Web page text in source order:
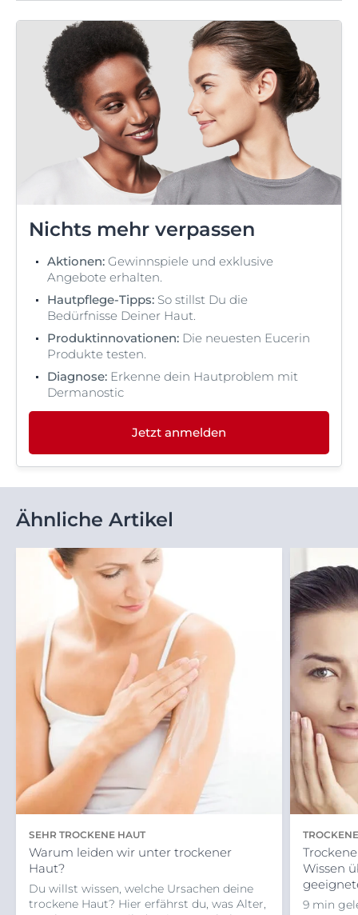
Nichts mehr verpassen
Aktionen: Gewinnspiele und exklusive
Angebote erhalten.
Hautpflege-Tipps: So stillst Du die
Bedürfnisse Deiner Haut.
Produktinnovationen: Die neuesten Eucerin
Produkte testen.
Diagnose: Erkenne dein Hautproblem mit
Dermanostic
Jetzt anmelden
Ähnliche Artikel
SEHR TROCKENE HAUT
Warum leiden wir unter trockener
Haut?
Du willst wissen, welche Ursachen deine
trockene Haut? Hier erfährst du, was Alter,
Wissen
9 min